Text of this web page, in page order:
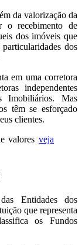
da valorização da
o recebimento de
dos imóveis que
dos
em uma corretora
independentes
Imobiliários. Mas
têm se esforçado
clientes.
valores veja
Entidades dos
que representa
os Fundos